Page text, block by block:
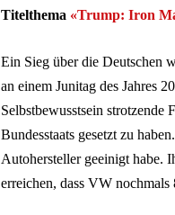
Titelthema «Trump: Iron
Ein Sieg über die Deutschen
an einem Junitag des Jahres
Selbstbewusstsein strotzende
Bundesstaats gesetzt zu
Autohersteller geeinigt habe.
erreichen, dass VW